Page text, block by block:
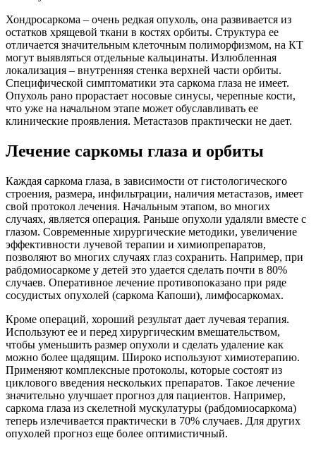
Хондросаркома – очень редкая опухоль, она развивается из
остатков хрящевой ткани в костях орбиты. Структура ее
отличается значительным клеточным полиморфизмом, на КТ
могут выявляться отдельные кальцинаты. Излюбленная
локализация – внутренняя стенка верхней части орбиты.
Специфической симптоматики эта саркома глаза не имеет.
Опухоль рано прорастает носовые синусы, черепные кости,
что уже на начальном этапе может обуславливать ее
клинические проявления. Метастазов практически не дает.
Лечение саркомы глаза и орбиты
Каждая саркома глаза, в зависимости от гистологического
строения, размера, инфильтрации, наличия метастазов, имеет
свой протокол лечения. Начальным этапом, во многих
случаях, является операция. Раньше опухоли удаляли вместе с
глазом. Современные хирургические методики, увеличение
эффективности лучевой терапии и химиопрепаратов,
позволяют во многих случаях глаз сохранить. Например, при
рабдомиосаркоме у детей это удается сделать почти в 80%
случаев. Оперативное лечение противопоказано при ряде
сосудистых опухолей (саркома Капоши), лимфосаркомах.
Кроме операций, хороший результат дает лучевая терапия.
Используют ее и перед хирургическим вмешательством,
чтобы уменьшить размер опухоли и сделать удаление как
можно более щадящим. Широко используют химиотерапию.
Применяют комплексные протоколы, которые состоят из
циклового введения нескольких препаратов. Такое лечение
значительно улучшает прогноз для пациентов. Например,
саркома глаза из скелетной мускулатуры (рабдомиосаркома)
теперь излечивается практически в 70% случаев. Для других
опухолей прогноз еще более оптимистичный.